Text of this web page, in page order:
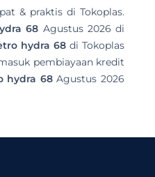
& praktis di Tokoplas.
68 Agustus 2026 di
hydra 68 di Tokoplas
pembiayaan kredit
hydra 68Agustus 2026